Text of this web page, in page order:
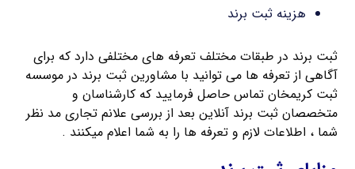
هزینه ثبت برند
ثبت برند در طبقات مختلف تعرفه های مختلفی دارد که برای
آگاهی از تعرفه ها می توانید با مشاورین ثبت برند در موسسه
ثبت کریمخان تماس حاصل فرمایید که کارشناسان و
متخصصان ثبت برند آنلاین بعد از بررسی علانم تجاری مد نظر
شما ، اطلاعات لازم و تعرفه ها را به شما اعلام میکنند .